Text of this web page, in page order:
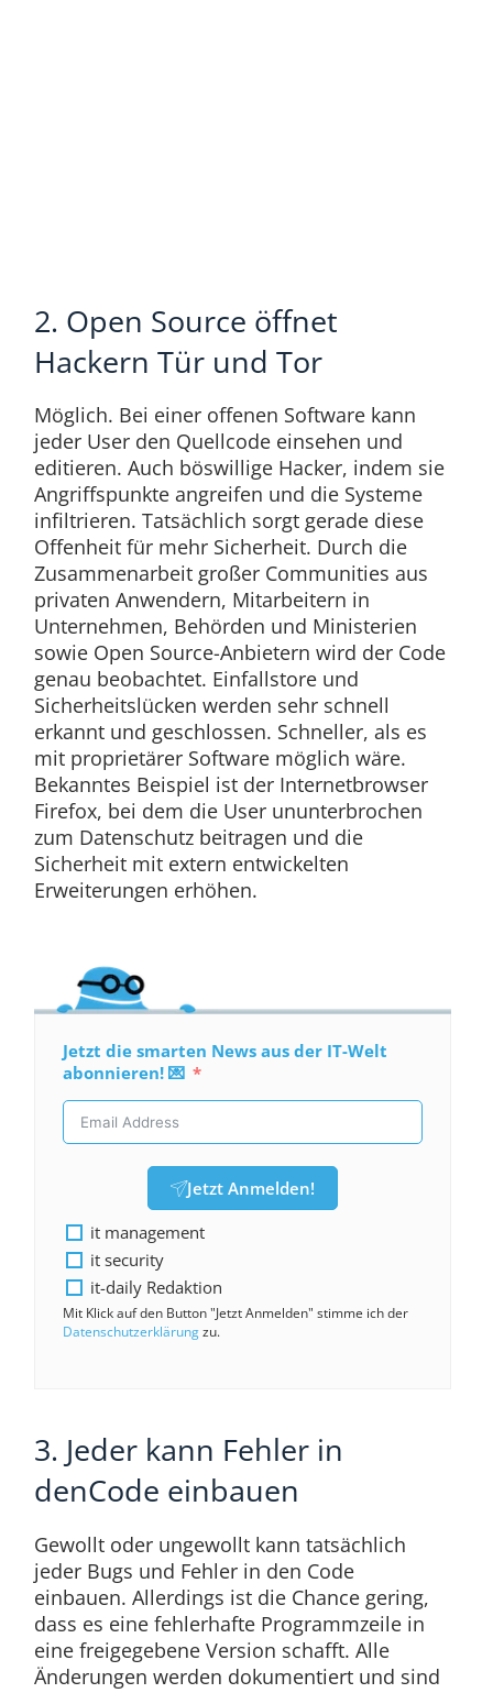
2. Open Source öffnet
Hackern Tür und Tor
Möglich. Bei einer offenen Software kann
jeder User den Quellcode einsehen und
editieren. Auch böswillige Hacker, indem sie
Angriffspunkte angreifen und die Systeme
infiltrieren. Tatsächlich sorgt gerade diese
Offenheit für mehr Sicherheit. Durch die
Zusammenarbeit großer Communities aus
privaten Anwendern, Mitarbeitern in
Unternehmen, Behörden und Ministerien
sowie Open Source-Anbietern wird der Code
genau beobachtet. Einfallstore und
Sicherheitslücken werden sehr schnell
erkannt und geschlossen. Schneller, als es
mit proprietärer Software möglich wäre.
Bekanntes Beispiel ist der Internetbrowser
Firefox, bei dem die User ununterbrochen
zum Datenschutz beitragen und die
Sicherheit mit extern entwickelten
Erweiterungen erhöhen.
Jetzt die smarten News aus der IT-Welt
abonnieren! 💌
Jetzt Anmelden!
it management
it security
it-daily Redaktion
Mit Klick auf den Button "Jetzt Anmelden" stimme ich der
Datenschutzerklärungzu.
3. Jeder kann Fehler in
denCode einbauen
Gewollt oder ungewollt kann tatsächlich
jeder Bugs und Fehler in den Code
einbauen. Allerdings ist die Chance gering,
dass es eine fehlerhafte Programmzeile in
eine freigegebene Version schafft. Alle
Änderungen werden dokumentiert und sind